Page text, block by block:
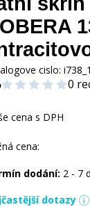
cislo:
0
cena s DPH
cena:
dodání: 2 - 7
dotazy